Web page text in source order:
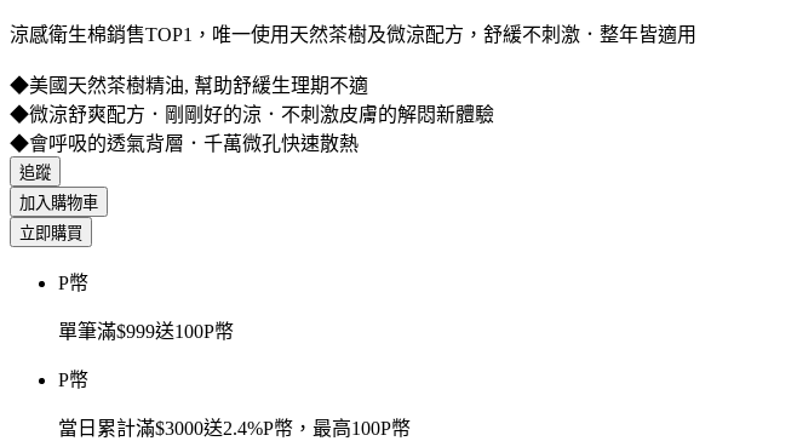
涼感衛生棉銷售TOP1，唯一使用天然茶樹及微涼配方，舒緩不刺激．整年皆適用
◆美國天然茶樹精油, 幫助舒緩生理期不適
◆微涼舒爽配方．剛剛好的涼．不刺激皮膚的解悶新體驗
◆會呼吸的透氣背層．千萬微孔快速散熱
追蹤
加入購物車
立即購買
P幣
單筆滿$999送100P幣
P幣
當日累計滿$3000送2.4%P幣，最高100P幣